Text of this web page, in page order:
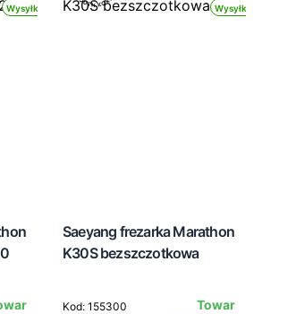
Wysyłka 24h Wysyłka 24h
Saeyang frezarka Marathon
K30S bezszczotkowa
Kod: 155300
Towar